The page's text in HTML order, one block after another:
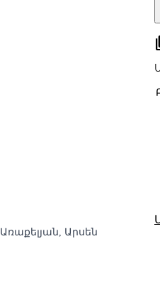
Առաքելյան, Արսեն